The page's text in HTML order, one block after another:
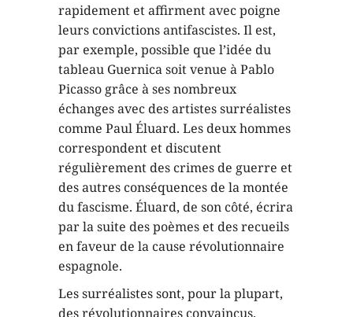
rapidement et affirment avec poigne
leurs convictions antifascistes. Il est,
par exemple, possible que l’idée du
tableau Guernica soit venue à Pablo
Picasso grâce à ses nombreux
échanges avec des artistes surréalistes
comme Paul Éluard. Les deux hommes
correspondent et discutent
régulièrement des crimes de guerre et
des autres conséquences de la montée
du fascisme. Éluard, de son côté, écrira
par la suite des poèmes et des recueils
en faveur de la cause révolutionnaire
espagnole.
Les surréalistes sont, pour la plupart,
des révolutionnaires convaincus.